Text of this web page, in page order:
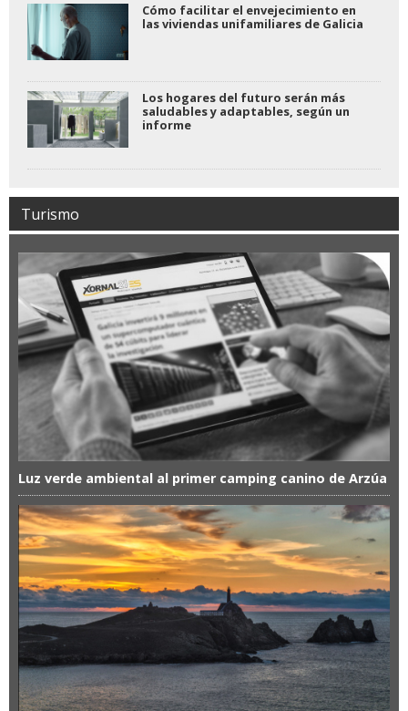
Cómo facilitar el envejecimiento en
las viviendas unifamiliares de Galicia
Los hogares del futuro serán más
saludables y adaptables, según un
informe
Turismo
Luz verde ambiental al primer camping canino de Arzúa